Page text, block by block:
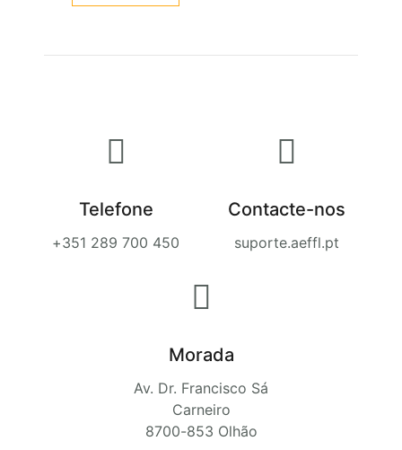
Telefone
+351 289 700 450
Contacte-nos
suporte.aeffl.pt
Morada
Av. Dr. Francisco Sá
Carneiro
8700-853 Olhão